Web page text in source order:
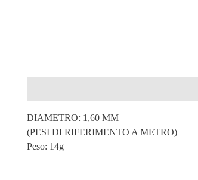
DIAMETRO: 1,60 MM
(PESI DI RIFERIMENTO A METRO)
Peso: 14g